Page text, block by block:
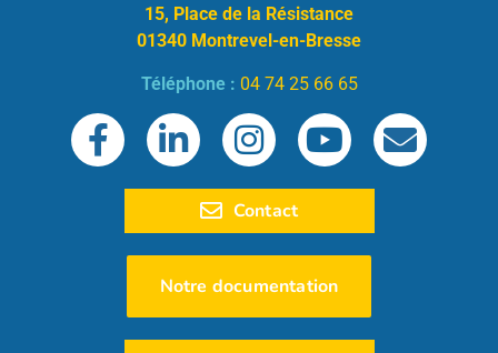
15, Place de la Résistance
01340 Montrevel-en-Bresse
Téléphone : 04 74 25 66 65
Contact
Notre documentation